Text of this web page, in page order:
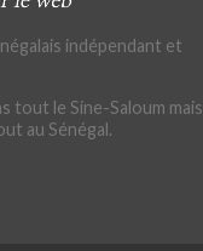
indépendant et
tout le Sine-Saloum mais
au Sénégal.